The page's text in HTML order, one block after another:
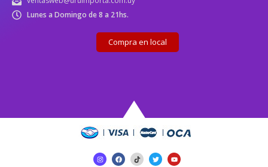
Lunes a Domingo de 8 a 21hs.
Compra en local